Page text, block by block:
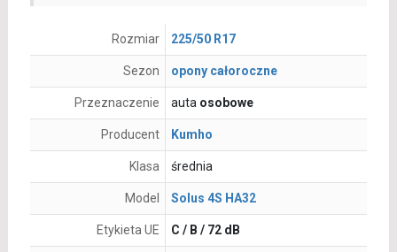
Rozmiar 225/50 R17
Sezon opony całoroczne
Przeznaczenie auta osobowe
Producent Kumho
Klasa średnia
Model Solus 4S HA32
Etykieta UE C / B / 72 dB